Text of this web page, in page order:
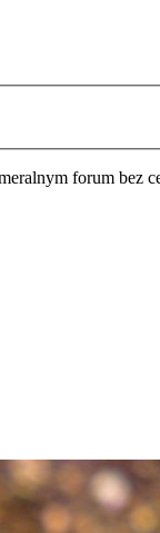
forum bez